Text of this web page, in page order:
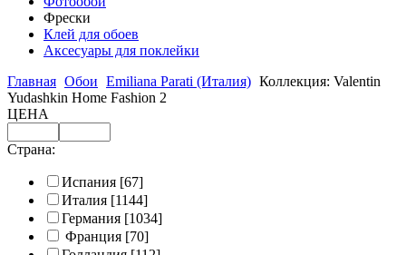
Фрески
Клей для обоев
Аксесуары для поклейки
Главная Обои Emiliana Parati (Италия) Коллекция: Valentin
Yudashkin Home Fashion 2
ЦЕНА
Страна:
Испания [67]
Италия [1144]
Германия [1034]
Франция [70]